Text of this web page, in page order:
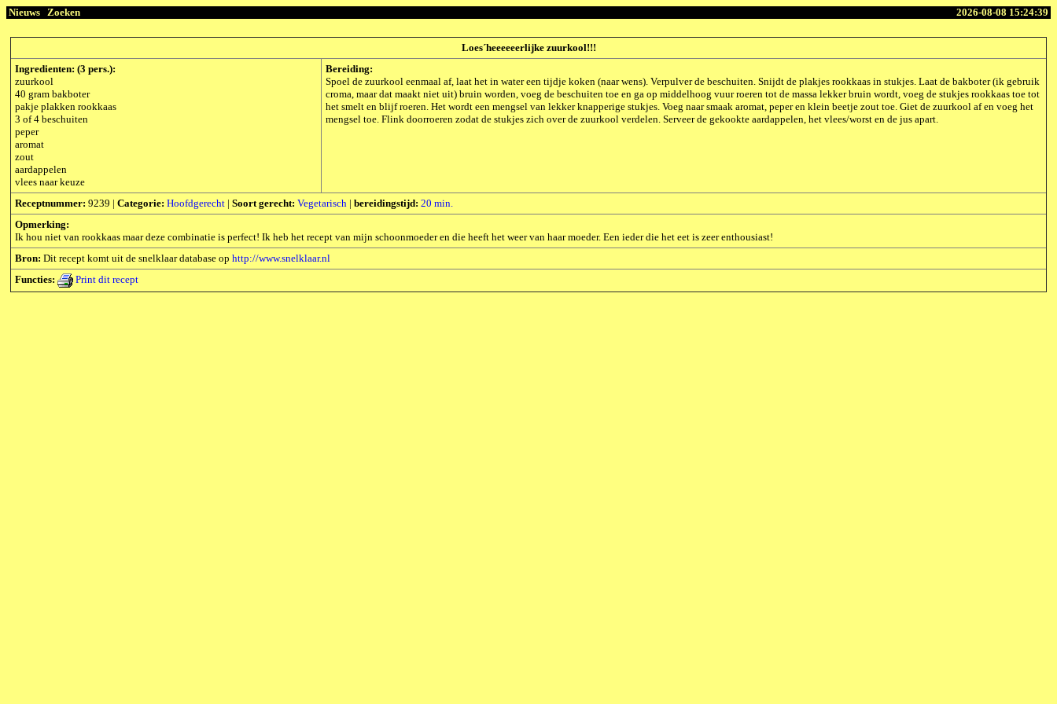
Nieuws Zoeken 2026-08-08 15:24:39
Loes´heeeeeerlijke zuurkool!!!
Ingredienten: (3 pers.):
zuurkool
40 gram bakboter
pakje plakken rookkaas
3 of 4 beschuiten
peper
aromat
zout
aardappelen
vlees naar keuze
Bereiding:
Spoel de zuurkool eenmaal af, laat het in water een tijdje koken (naar wens). Verpulver de beschuiten. Snijdt de plakjes rookkaas in stukjes. Laat de bakboter (ik gebruik
croma, maar dat maakt niet uit) bruin worden, voeg de beschuiten toe en ga op middelhoog vuur roeren tot de massa lekker bruin wordt, voeg de stukjes rookkaas toe tot
het smelt en blijf roeren. Het wordt een mengsel van lekker knapperige stukjes. Voeg naar smaak aromat, peper en klein beetje zout toe. Giet de zuurkool af en voeg het
mengsel toe. Flink doorroeren zodat de stukjes zich over de zuurkool verdelen. Serveer de gekookte aardappelen, het vlees/worst en de jus apart.
Receptnummer: 9239 | Categorie: Hoofdgerecht | Soort gerecht: Vegetarisch | bereidingstijd: 20 min.
Opmerking:
Ik hou niet van rookkaas maar deze combinatie is perfect! Ik heb het recept van mijn schoonmoeder en die heeft het weer van haar moeder. Een ieder die het eet is zeer enthousiast!
Bron: Dit recept komt uit de snelklaar database op http://www.snelklaar.nl
Functies:
Print dit recept